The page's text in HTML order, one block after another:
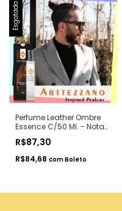
Esgotado
Perfume Leather Ombre
Essence C/50 Ml. - Notas
- Contratipos Premium -
Arte 1 Perfumes
R$87,30
R$84,68 comBoleto